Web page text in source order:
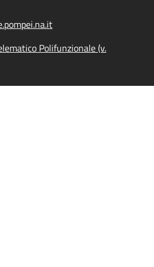
Polifunzionale (v.